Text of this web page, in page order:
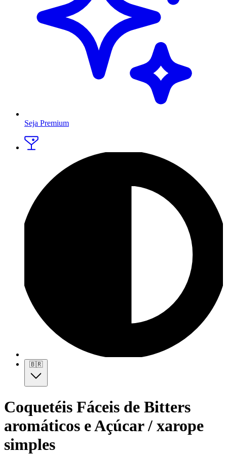
Seja Premium
🇧🇷
Coquetéis Fáceis de Bitters
aromáticos e Açúcar / xarope
simples